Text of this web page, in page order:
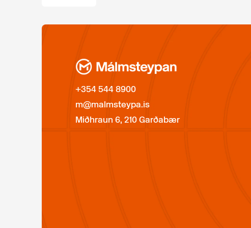
+354 544 8900
m@malmsteypa.is
Miðhraun 6, 210 Garðabær